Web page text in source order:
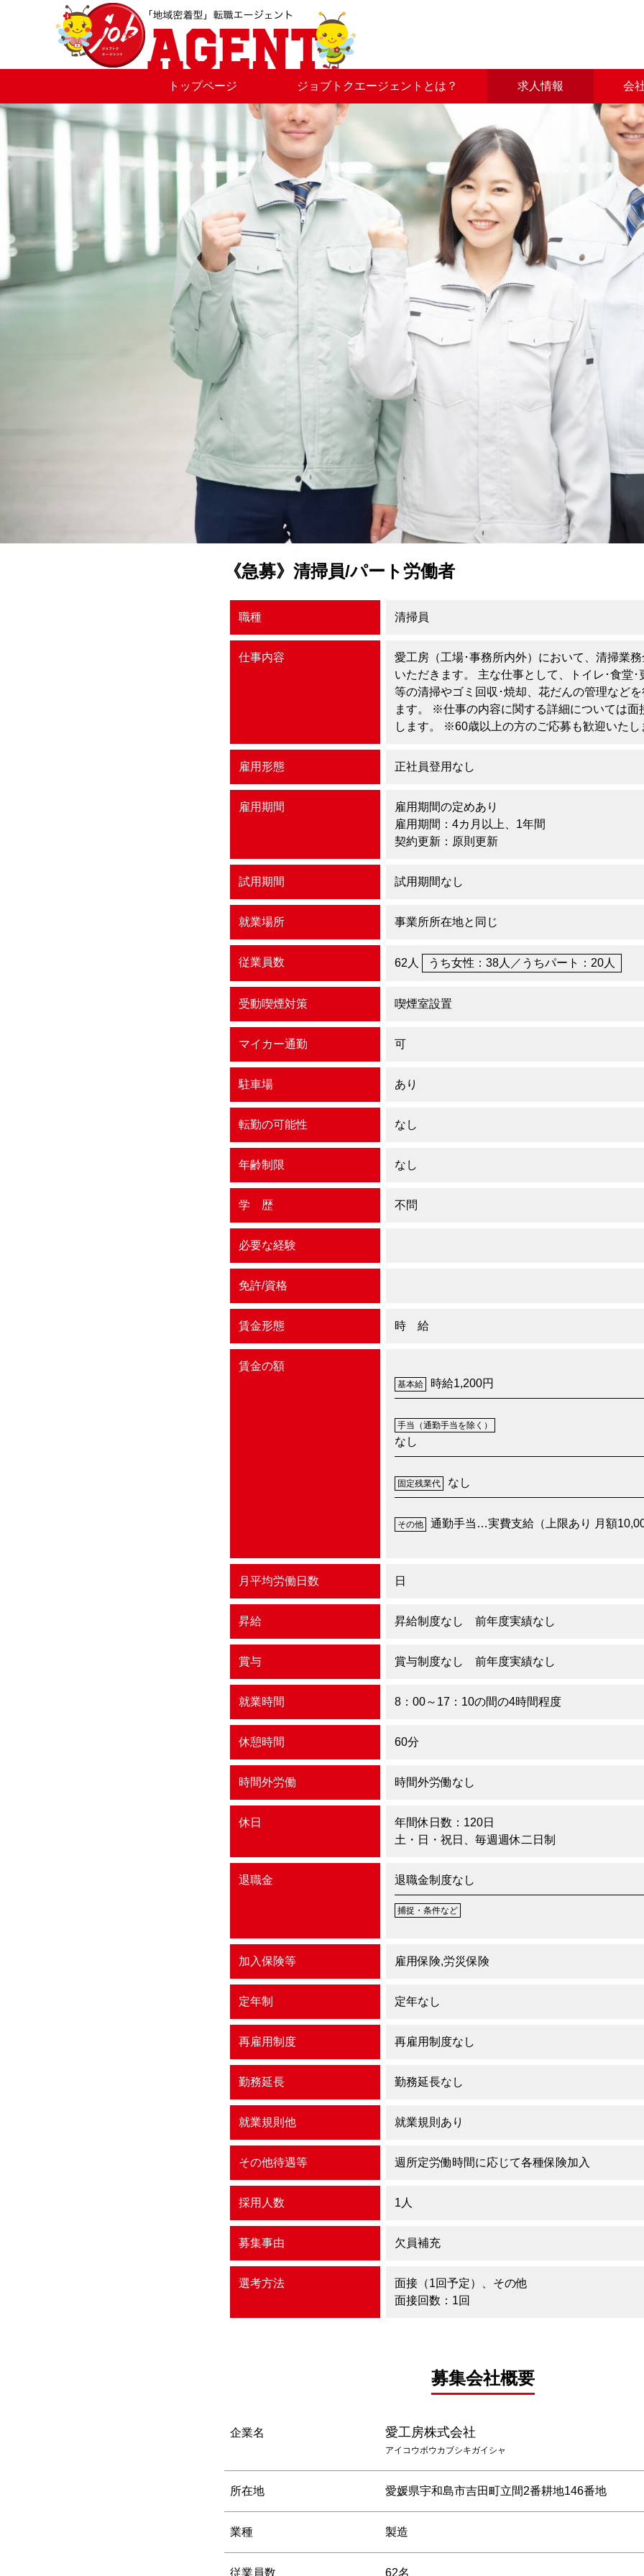
トップページ ジョブトクエージェントとは？ 求人情報 会
《急募》清掃員/パート労働者
職種 清掃員
仕事内容
愛工房（工場･事務所内外）において、清掃業
いただきます。 主な仕事として、トイレ･食堂･
等の清掃やゴミ回収･焼却、花だんの管理など
ます。 ※仕事の内容に関する詳細については面
します。 ※60歳以上の方のご応募も歓迎いたし
雇用形態 正社員登用 なし
雇用期間
雇用期間の定めあり
雇用期間：4カ月以上、1年間
契約更新：原則更新
試用期間 試用期間なし
就業場所 事業所所在地と同じ
従業員数 62人 うち女性：38人／うちパート：20人
受動喫煙対策 喫煙室設置
マイカー通勤 可
駐車場 あり
転勤の可能性 なし
年齢制限 なし
学 歴 不問
必要な経験
免許/資格
賃金形態 時 給
賃金の額
基本給 時給1,200円
手当 （通勤手当を除く）
なし
固定残業代 なし
その他 通勤手当…実費支給（上限あり 月額
月平均労働日数 日
昇給 昇給制度なし 前年度実績なし
賞与 賞与制度なし 前年度実績なし
就業時間 8：00～17：10の間の4時間程度
休憩時間 60分
時間外労働 時間外労働なし
休日
年間休日数：120日
土・日・祝日、毎週週休二日制
退職金 退職金制度なし
捕捉・条件など
加入保険等 雇用保険,労災保険
定年制 定年なし
再雇用制度 再雇用制度なし
勤務延長 勤務延長なし
就業規則他 就業規則あり
その他待遇等 週所定労働時間に応じて各種保険加入
採用人数 1人
募集事由 欠員補充
選考方法
面接（1回予定）、その他
面接回数：1回
募集会社概要
企業名 愛工房株式会社
アイコウボウカブシキガイシャ
所在地 愛媛県宇和島市吉田町立間2番耕地146番地
業種 製造
従業員数 62名